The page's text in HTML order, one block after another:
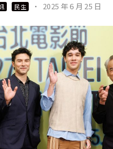
民生 · 2025 年 6 月 25 日